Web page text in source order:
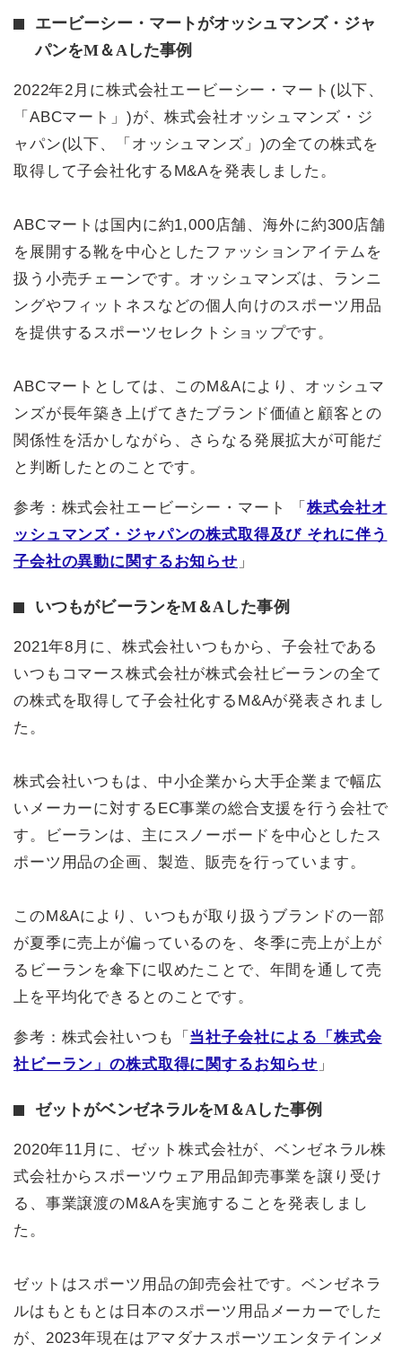
エービーシー・マートがオッシュマンズ・ジャ
パンをM＆Aした事例
2022年2月に株式会社エービーシー・マート(以下、
「ABCマート」)が、株式会社オッシュマンズ・ジ
ャパン(以下、「オッシュマンズ」)の全ての株式を
取得して子会社化するM&Aを発表しました。
ABCマートは国内に約1,000店舗、海外に約300店舗
を展開する靴を中心としたファッションアイテムを
扱う小売チェーンです。オッシュマンズは、ランニ
ングやフィットネスなどの個人向けのスポーツ用品
を提供するスポーツセレクトショップです。
ABCマートとしては、このM&Aにより、オッシュマ
ンズが長年築き上げてきたブランド価値と顧客との
関係性を活かしながら、さらなる発展拡大が可能だ
と判断したとのことです。
参考：株式会社エービーシー・マート 「株式会社オ
ッシュマンズ・ジャパンの株式取得及び それに伴う
子会社の異動に関するお知らせ 」
いつもがビーランをM＆Aした事例
2021年8月に、株式会社いつもから、子会社である
いつもコマース株式会社が株式会社ビーランの全て
の株式を取得して子会社化するM&Aが発表されまし
た。
株式会社いつもは、中小企業から大手企業まで幅広
いメーカーに対するEC事業の総合支援を行う会社で
す。ビーランは、主にスノーボードを中心としたス
ポーツ用品の企画、製造、販売を行っています。
このM&Aにより、いつもが取り扱うブランドの一部
が夏季に売上が偏っているのを、冬季に売上が上が
るビーランを傘下に収めたことで、年間を通して売
上を平均化できるとのことです。
参考：株式会社いつも「 当社子会社による「株式会
社ビーラン」の株式取得に関するお知らせ 」
ゼットがベンゼネラルをM＆Aした事例
2020年11月に、ゼット株式会社が、ベンゼネラル株
式会社からスポーツウェア用品卸売事業を譲り受け
る、事業譲渡のM&Aを実施することを発表しまし
た。
ゼットはスポーツ用品の卸売会社です。ベンゼネラ
ルはもともとは日本のスポーツ用品メーカーでした
が、2023年現在はアマダナスポーツエンタテインメ